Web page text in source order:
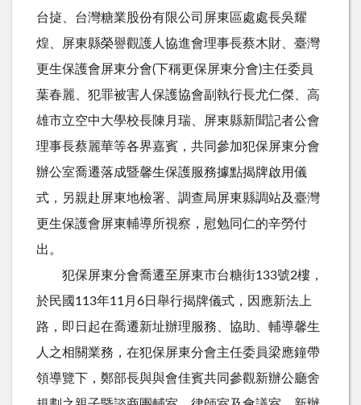
台㨗、台灣糖業股份有限公司屏東區處處長吳耀
煌、屏東縣榮譽觀護人協進會理事長蔡木財、臺灣
更生保護會屏東分會(下稱更保屏東分會)主任委員
葉春麗、犯罪被害人保護協會副執行長尤仁傑、高
雄市立空中大學校長陳月瑞、屏東縣新聞記者公會
理事長蔡麗華等各界嘉賓，共同參加犯保屏東分會
辦公室喬遷落成暨馨生保護服務據點揭牌啟用儀
式，另親赴屏東地檢署、調查局屏東縣調站及臺灣
更生保護會屏東輔導所視察，慰勉同仁的辛勞付
出。
犯保屏東分會喬遷至屏東市台糖街133號2樓，
於民國113年11月6日舉行揭牌儀式，因應新法上
路，即日起在喬遷新址辦理服務、協助、輔導馨生
人之相關業務，在犯保屏東分會主任委員梁應鐘帶
領導覽下，鄭部長與與會佳賓共同參觀新辦公廳舍